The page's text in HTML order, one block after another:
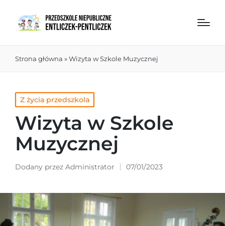
Strona główna »Wizyta w Szkole Muzycznej
Z życia przedszkola
Wizyta w Szkole
Muzycznej
Dodany przez Administrator 07/01/2023